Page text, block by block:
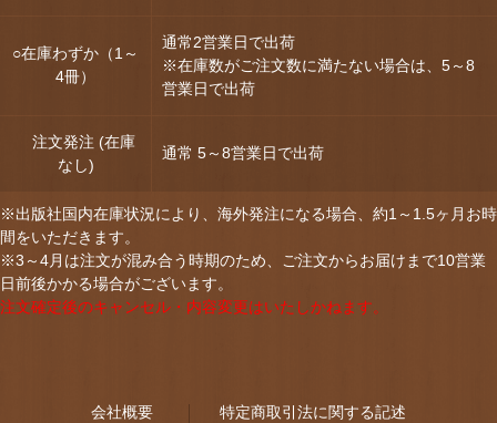
○在庫わずか（1～
4冊）
通常2営業日で出荷
※在庫数がご注文数に満たない場合は、5～8
営業日で出荷
注文発注 (在庫
なし)
通常 5～8営業日で出荷
※出版社国内在庫状況により、海外発注になる場合、約1～1.5ヶ月お時
間をいただきます。
※3～4月は注文が混み合う時期のため、ご注文からお届けまで10営業
日前後かかる場合がございます。
注文確定後のキャンセル・内容変更はいたしかねます。
会社概要 特定商取引法に関する記述